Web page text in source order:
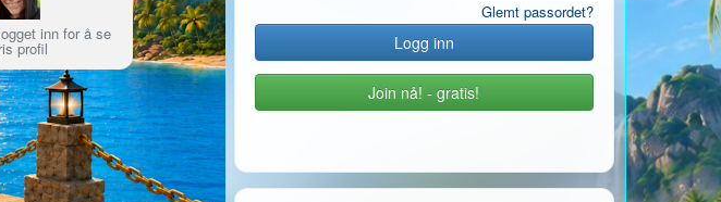
inn for å se
profil
Glemt passordet?
Join nå! - gratis!